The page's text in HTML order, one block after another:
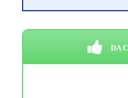
DA